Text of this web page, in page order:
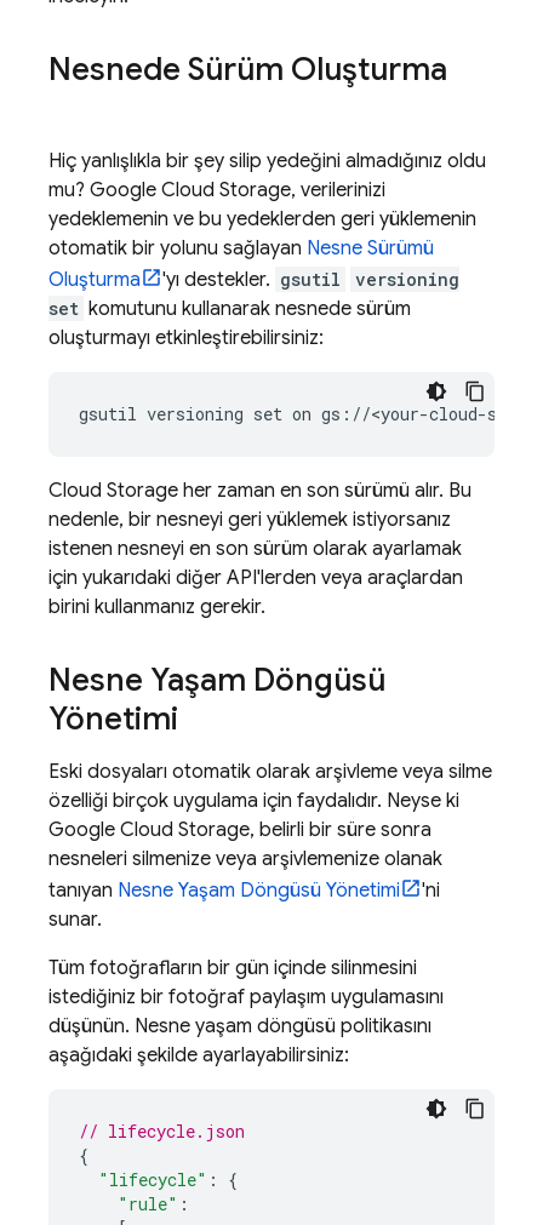
Nesnede Sürüm Oluşturma
Hiç yanlışlıkla bir şey silip yedeğini almadığınız oldu
mu? Google Cloud Storage, verilerinizi
yedeklemenin ve bu yedeklerden geri yüklemenin
otomatik bir yolunu sağlayan Nesne Sürümü
Oluşturma
'yı destekler. gsutil
versioning
set komutunu kullanarak nesnede sürüm
oluşturmayı etkinleştirebilirsiniz:
gsutil versioning set on gs://<your-cloud-
Cloud Storage her zaman en son sürümü alır. Bu
nedenle, bir nesneyi geri yüklemek istiyorsanız
istenen nesneyi en son sürüm olarak ayarlamak
için yukarıdaki diğer API'lerden veya araçlardan
birini kullanmanız gerekir.
Nesne Yaşam Döngüsü
Yönetimi
Eski dosyaları otomatik olarak arşivleme veya silme
özelliği birçok uygulama için faydalıdır. Neyse ki
Google Cloud Storage, belirli bir süre sonra
nesneleri silmenize veya arşivlemenize olanak
tanıyan Nesne Yaşam Döngüsü Yönetimi
'ni
sunar.
Tüm fotoğrafların bir gün içinde silinmesini
istediğiniz bir fotoğraf paylaşım uygulamasını
düşünün. Nesne yaşam döngüsü politikasını
aşağıdaki şekilde ayarlayabilirsiniz:
// lifecycle.json
{
"lifecycle" :
{
"rule" :